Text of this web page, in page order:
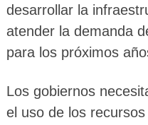
desarrollar la
atender la demanda
para los próximos
Los gobiernos
el uso de los